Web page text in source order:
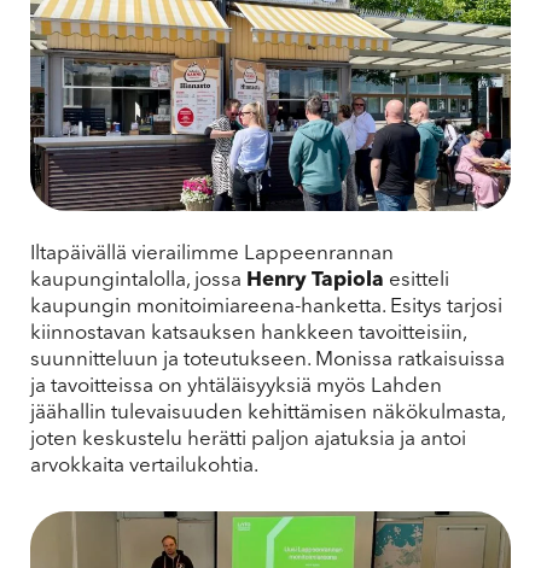
Iltapäivällä vierailimme Lappeenrannan
kaupungintalolla, jossa Henry Tapiola esitteli
kaupungin monitoimiareena-hanketta. Esitys tarjosi
kiinnostavan katsauksen hankkeen tavoitteisiin,
suunnitteluun ja toteutukseen. Monissa ratkaisuissa
ja tavoitteissa on yhtäläisyyksiä myös Lahden
jäähallin tulevaisuuden kehittämisen näkökulmasta,
joten keskustelu herätti paljon ajatuksia ja antoi
arvokkaita vertailukohtia.